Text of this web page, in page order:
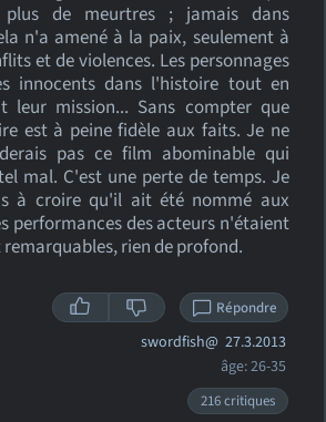
plus de meurtres ; jamais dans
n'a amené à la paix, seulement à
et de violences. Les personnages
innocents dans l'histoire tout en
leur mission... Sans compter que
est à peine fidèle aux faits. Je ne
pas ce film abominable qui
mal. C'est une perte de temps. Je
à croire qu'il ait été nommé aux
performances des acteurs n'étaient
rien de profond.
Répondre
swordfish@ 27.3.2013
âge: 26-35
216 critiques